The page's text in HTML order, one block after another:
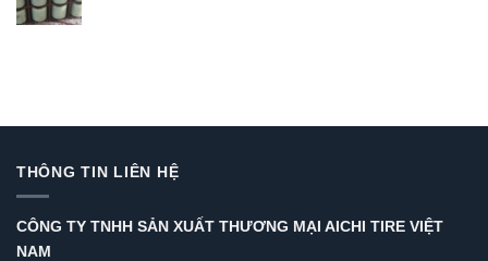
THÔNG TIN LIÊN HỆ
CÔNG TY TNHH SẢN XUẤT THƯƠNG MẠI AICHI TIRE VIỆT
NAM